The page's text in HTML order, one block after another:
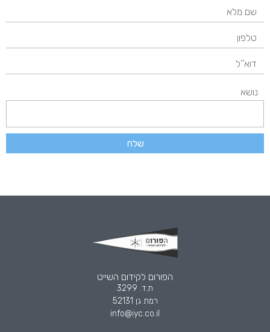
נושא
שלח
הפורום לקידום השייט
ת.ד. 3299
רמת גן 52131
info@iyc.co.il